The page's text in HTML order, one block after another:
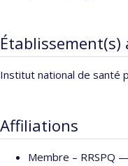
Établissement(s)
Institut national de santé
Affiliations
Membre – RRSPQ